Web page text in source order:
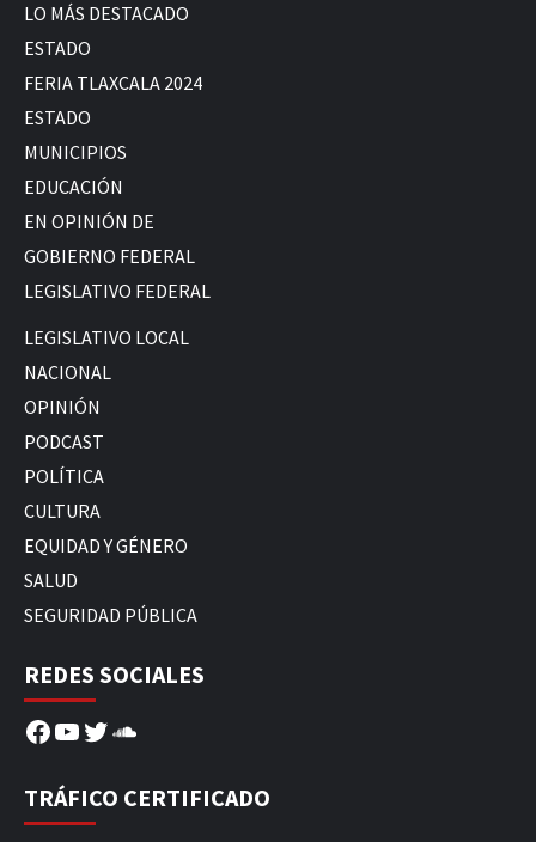
LO MÁS DESTACADO
ESTADO
FERIA TLAXCALA 2024
ESTADO
MUNICIPIOS
EDUCACIÓN
EN OPINIÓN DE
GOBIERNO FEDERAL
LEGISLATIVO FEDERAL
LEGISLATIVO LOCAL
NACIONAL
OPINIÓN
PODCAST
POLÍTICA
CULTURA
EQUIDAD Y GÉNERO
SALUD
SEGURIDAD PÚBLICA
REDES SOCIALES
Facebook
YouTube
Twitter
SoundCloud
TRÁFICO CERTIFICADO